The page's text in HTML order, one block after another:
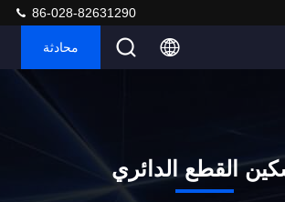
86-028-82631290
محادثة
القطع الدائري